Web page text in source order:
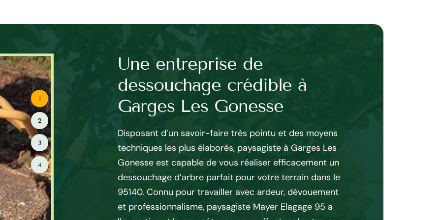
le
et haie à
est un travail qui
afin d’effectuer ce travail
souche. D’ailleurs, peu
il est préférable
Donc, le service de
à vos attentes sur le
Une entreprise de
dessouchage crédible à
Garges Les Gonesse
Disposant d’un savoir-faire très pointu et des moyens
techniques les plus élaborés, paysagiste à Garges Les
Gonesse est capable de vous réaliser efficacement un
dessouchage d’arbre parfait pour votre terrain dans le
95140. Connu pour travailler avec ardeur, dévouement
et professionnalisme, paysagiste Mayer Elagage 95 a
1
2
3
4